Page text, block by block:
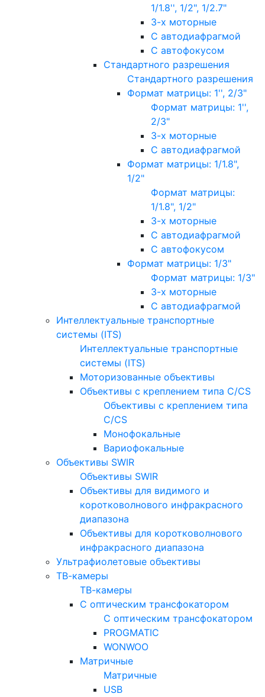
1/1.8'', 1/2", 1/2.7"
3-х моторные
С автодиафрагмой
С автофокусом
Стандартного разрешения
Стандартного разрешения
Формат матрицы: 1'', 2/3"
Формат матрицы: 1'',
2/3"
3-х моторные
С автодиафрагмой
Формат матрицы: 1/1.8",
1/2"
Формат матрицы:
1/1.8", 1/2"
3-х моторные
С автодиафрагмой
С автофокусом
Формат матрицы: 1/3"
Формат матрицы: 1/3"
3-х моторные
С автодиафрагмой
Интеллектуальные транспортные
системы (ITS)
Интеллектуальные транспортные
системы (ITS)
Моторизованные объективы
Объективы с креплением типа C/CS
Объективы с креплением типа
C/CS
Монофокальные
Вариофокальные
Объективы SWIR
Объективы SWIR
Объективы для видимого и
коротковолнового инфракрасного
диапазона
Объективы для коротковолнового
инфракрасного диапазона
Ультрафиолетовые объективы
ТВ-камеры
ТВ-камеры
С оптическим трансфокатором
С оптическим трансфокатором
PROGMATIC
WONWOO
Матричные
Матричные
USB